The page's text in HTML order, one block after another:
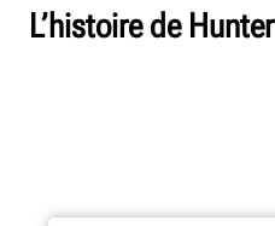
L’histoire de Hunter